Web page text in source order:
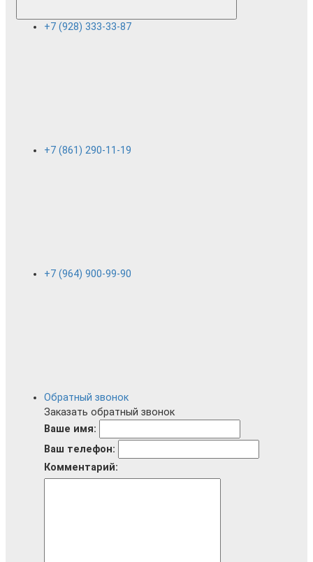
+7 (928) 333-33-87
+7 (861) 290-11-19
+7 (964) 900-99-90
Обратный звонок
Заказать обратный звонок
Ваше имя:
Ваш телефон:
Комментарий: